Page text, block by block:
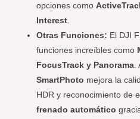
opciones como
Interest
Otras Funciones: El DJI
funciones increíbles como
FocusTrack y Panorama
SmartPhoto mejora la
HDR y reconocimiento de
frenado automático